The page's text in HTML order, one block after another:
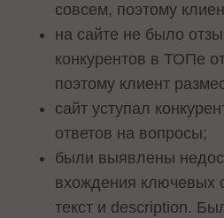
совсем, поэтому
на сайте не было
конкурентов в ТОПе
поэтому клиент
сайт уступал
ответов на вопросы;
были выявлены
вхождения ключевых
текст и description.